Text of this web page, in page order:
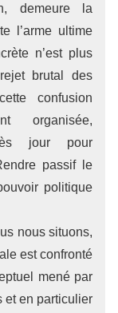
demeure la
l’arme ultime
n’est plus
brutal des
confusion
organisée,
jour pour
passif le
politique
nous situons,
est confronté
mené par
et en particulier